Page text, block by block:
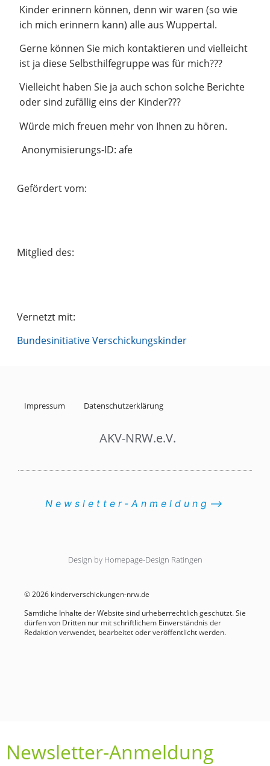
Kinder erinnern können, denn wir waren (so wie
ich mich erinnern kann) alle aus Wuppertal.
Gerne können Sie mich kontaktieren und vielleicht
ist ja diese Selbsthilfegruppe was für mich???
Vielleicht haben Sie ja auch schon solche Berichte
oder sind zufällig eins der Kinder???
Würde mich freuen mehr von Ihnen zu hören.
Anonymisierungs-ID: afe
Gefördert vom:
Mitglied des:
Vernetzt mit:
Bundesinitiative Verschickungskinder
Impressum Datenschutzerklärung
AKV-NRW.e.V.
Newsletter-Anmeldung⟶
Design by Homepage-Design Ratingen
© 2026 kinderverschickungen-nrw.de
Sämtliche Inhalte der Website sind urheberrechtlich geschützt. Sie
dürfen von Dritten nur mit schriftlichem Einverständnis der
Redaktion verwendet, bearbeitet oder veröffentlicht werden.
Newsletter-Anmeldung